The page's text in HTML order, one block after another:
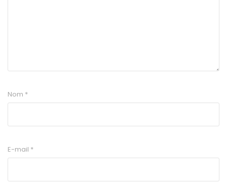
Nom *
E-mail *